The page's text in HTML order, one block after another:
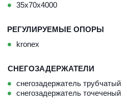
35х70х4000
РЕГУЛИРУЕМЫЕ ОПОРЫ
kronex
СНЕГОЗАДЕРЖАТЕЛИ
снегозадержатель трубчатый
снегозадержатель точеченый